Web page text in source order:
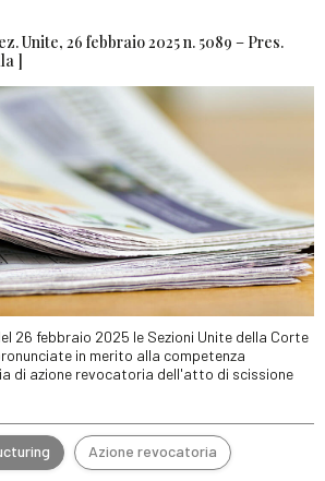
Unite, 26 febbraio 2025 n. 5089 – Pres.
]
26 febbraio 2025 le Sezioni Unite della Corte
in merito alla competenza
di azione revocatoria dell'atto di scissione
Azione revocatoria